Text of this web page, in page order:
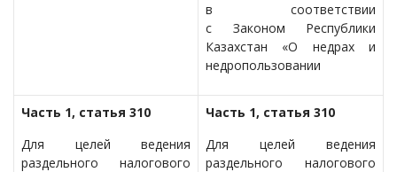
в соответствии
с Законом Республики
Казахстан «О недрах и
недропользовании
Часть 1, статья 310
Для целей ведения
раздельного налогового
Часть 1, статья 310
Для целей ведения
раздельного налогового